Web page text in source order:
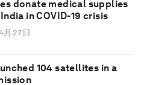
donate medical supplies
in COVID-19 crisis
月27日
104 satellites in a